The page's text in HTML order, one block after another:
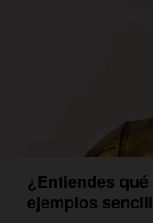
¿Entiendes
ejemplos